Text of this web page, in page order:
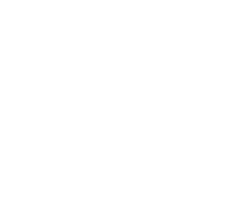
liste (j’ai exclus certains livres trop
assez grand public. Je lis aussi
gâteau, je lis aussi en anglais !
ce que j’aurais voulu cette
TV.